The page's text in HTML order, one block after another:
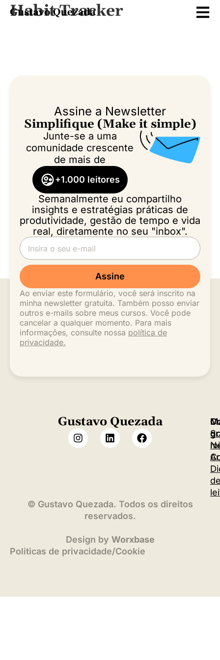
Habit Tracker
Assine a Newsletter
Simplifique (Make it simple)
Junte-se a uma
comunidade crescente
de mais de
+1.000 leitores
Semanalmente eu compartilho
insights e estratégias práticas de
produtividade, gestão de tempo e vida
real, diretamente no seu "inbox".
Assine
Ao enviar este formulário, você será inscrito na
minha newsletter gratuita. Também posso enviar
outros e-mails sobre meus cursos. Você pode
cancelar a qualquer momento. Para mais
informações, consulte nossa política de
privacidade.
Gustavo Quezada
© Gustavo Quezada. Todos os direitos
reservados.
Design by Worxbase
Politicas de privacidade/Cookie